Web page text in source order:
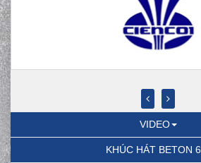
VIDEO
KHÚC HÁT BETON 6